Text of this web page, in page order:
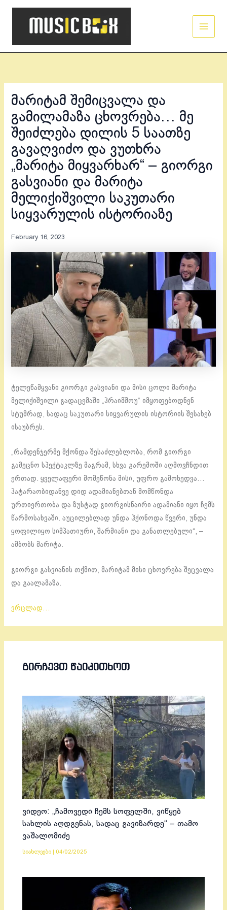
Skip
მარიტამ შემიცვალა და
გამილამაზა ცხოვრება… მე
შეიძლება დილის 5 საათზე
გავაღვიძო და ვუთხრა
„მარიტა მიყვარხარ“ – გიორგი
გასვიანი და მარიტა
მელიქიშვილი საკუთარი
სიყვარულის ისტორიაზე
February 16, 2023
ტელეწამყვანი გიორგი გასვიანი და მისი ცოლი მარიტა
მელიქიშვილი გადაცემაში „პრაიმშოუ“ იმყოფებოდნენ
სტუმრად, სადაც საკუთარი სიყვარულის ისტორიის შესახებ
ისაუბრეს.
„რამდენჯერმე მქონდა შესაძლებლობა, რომ გიორგი
გამეცნო სპექტაკლზე მაგრამ, სხვა გარემოში აღმოვჩნდით
ერთად. ყველაფერი მომეწონა მისი, უფრო გამოხედვა…
პატარაობიდანვე დიდ ადამიანებთან მომწონდა
ურთიერთობა და ზუსტად გიორგისნაირი ადამიანი იყო ჩემს
წარმოსახვაში. აუცილებლად უნდა ჰქონოდა წვერი, უნდა
ყოფილიყო სიმპათიური, შარმიანი და განათლებული“, –
ამბობს მარიტა.
გიორგი გასვიანის თქმით, მარიტამ მისი ცხოვრება შეცვალა
და გაალამაზა.
ვრცლად…
ᲒᲘᲠᲩᲔᲕᲗ ᲬᲐᲘᲙᲘᲗᲮᲝᲗ
ვიდეო: „ჩამოვედი ჩემს სოფელში, ვიწყებ
სახლის აღდგენას, სადაც გავიზარდე“ – თამო
ვაშალომიძე
სიახლეები 04/02/2025